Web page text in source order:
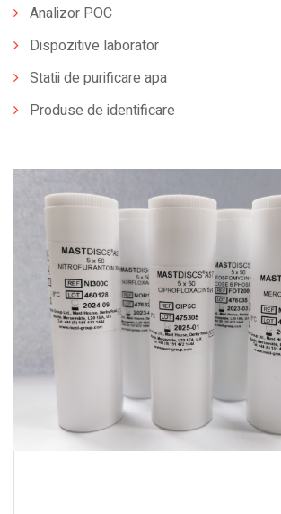
Analizor POC
Dispozitive laborator
Statii de purificare apa
Produse de identificare